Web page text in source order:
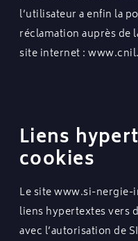
l’utilisateur a enfin la
réclamation auprès de
site internet :
Liens
cookies
Le sitewww.si-nergie-
liens hypertextes vers
avec l’autorisation de